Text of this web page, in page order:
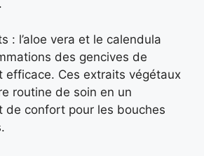
: l’aloe vera et le calendula
des gencives de
efficace. Ces extraits végétaux
routine de soin en un
de confort pour les bouches